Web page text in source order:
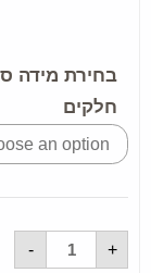
חלקים
- +